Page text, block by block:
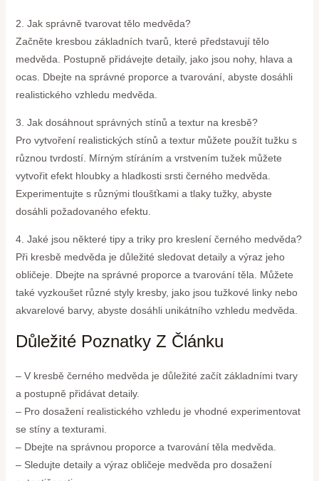
2. Jak správně tvarovat tělo medvěda?
Začněte kresbou základních tvarů, které představují tělo
medvěda. Postupně přidávejte detaily, jako jsou nohy, hlava a
ocas. Dbejte na správné proporce a tvarování, abyste dosáhli
realistického vzhledu medvěda.
3. Jak dosáhnout správných stínů a textur na kresbě?
Pro vytvoření realistických stínů a textur můžete použít tužku s
různou tvrdostí. Mírným stíráním a vrstvením tužek můžete
vytvořit efekt hloubky a hladkosti srsti černého medvěda.
Experimentujte s různými tloušťkami a tlaky tužky, abyste
dosáhli požadovaného efektu.
4. Jaké jsou některé tipy a triky pro kreslení černého medvěda?
Při kresbě medvěda je důležité sledovat detaily a výraz jeho
obličeje. Dbejte na správné proporce a tvarování těla. Můžete
také vyzkoušet různé styly kresby, jako jsou tužkové linky nebo
akvarelové barvy, abyste dosáhli unikátního vzhledu medvěda.
Důležité Poznatky Z Článku
– V kresbě černého medvěda je důležité začít základními tvary
a postupně přidávat detaily.
– Pro dosažení realistického vzhledu je vhodné experimentovat
se stíny a texturami.
– Dbejte na správnou proporce a tvarování těla medvěda.
– Sledujte detaily a výraz obličeje medvěda pro dosažení